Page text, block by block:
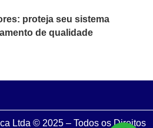
proteja seu sistema
de qualidade
Ltda © 2025 – Todos os Direitos